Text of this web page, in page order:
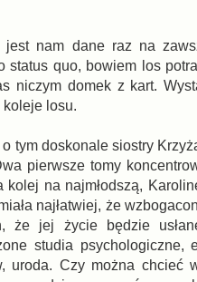
jest nam dane raz na
status quo, bowiem los
niczym domek z kart.
koleje losu.
tym doskonale siostry
pierwsze tomy
kolej na najmłodszą,
najłatwiej, że
że jej życie będzie
studia psychologiczne,
uroda. Czy można chcieć